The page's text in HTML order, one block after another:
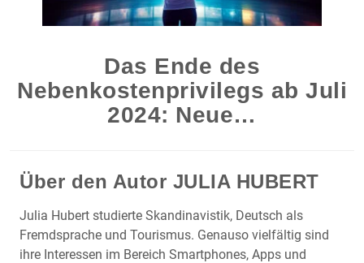
Das Ende des
Nebenkostenprivilegs ab Juli
2024: Neue…
Über den Autor JULIA HUBERT
Julia Hubert studierte Skandinavistik, Deutsch als
Fremdsprache und Tourismus. Genauso vielfältig sind
ihre Interessen im Bereich Smartphones, Apps und